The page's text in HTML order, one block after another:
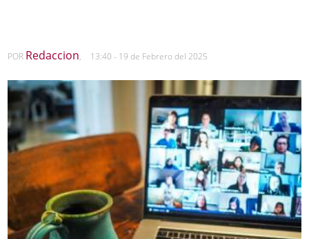
POR Redaccion, 13:40 - 19 de Febrero del 2025